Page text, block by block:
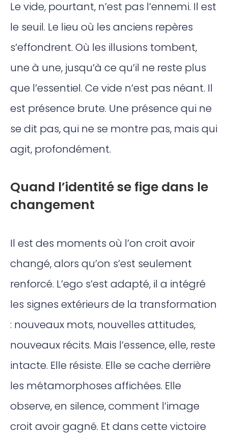
Le vide, pourtant, n’est pas l’ennemi. Il est
le seuil. Le lieu où les anciens repères
s’effondrent. Où les illusions tombent,
une à une, jusqu’à ce qu’il ne reste plus
que l’essentiel. Ce vide n’est pas néant. Il
est présence brute. Une présence qui ne
se dit pas, qui ne se montre pas, mais qui
agit, profondément.
Quand l’identité se fige dans le
changement
Il est des moments où l’on croit avoir
changé, alors qu’on s’est seulement
renforcé. L’ego s’est adapté, il a intégré
les signes extérieurs de la transformation
: nouveaux mots, nouvelles attitudes,
nouveaux récits. Mais l’essence, elle, reste
intacte. Elle résiste. Elle se cache derrière
les métamorphoses affichées. Elle
observe, en silence, comment l’image
croit avoir gagné. Et dans cette victoire